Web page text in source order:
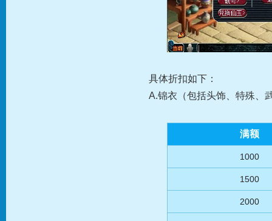
具体折扣如下：
A.锦衣（包括头饰、特殊、
满额
1000
1500
2000